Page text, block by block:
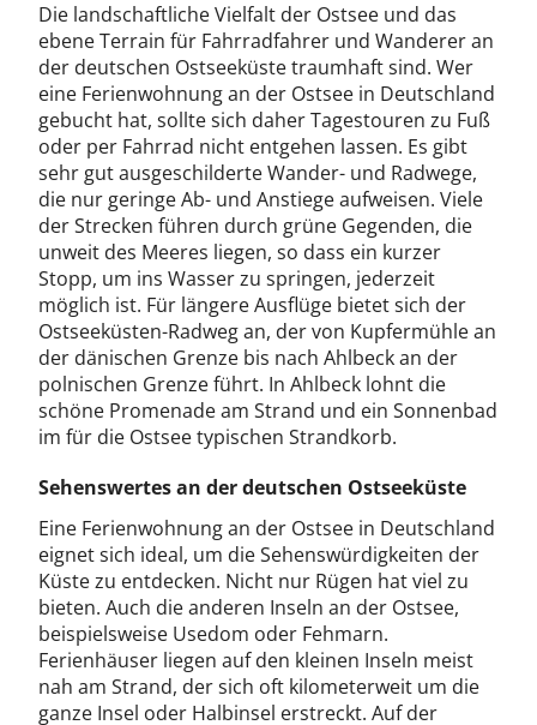
Die landschaftliche Vielfalt der Ostsee und das
ebene Terrain für Fahrradfahrer und Wanderer an
der deutschen Ostseeküste traumhaft sind. Wer
eine Ferienwohnung an der Ostsee in Deutschland
gebucht hat, sollte sich daher Tagestouren zu Fuß
oder per Fahrrad nicht entgehen lassen. Es gibt
sehr gut ausgeschilderte Wander- und Radwege,
die nur geringe Ab- und Anstiege aufweisen. Viele
der Strecken führen durch grüne Gegenden, die
unweit des Meeres liegen, so dass ein kurzer
Stopp, um ins Wasser zu springen, jederzeit
möglich ist. Für längere Ausflüge bietet sich der
Ostseeküsten-Radweg an, der von Kupfermühle an
der dänischen Grenze bis nach Ahlbeck an der
polnischen Grenze führt. In Ahlbeck lohnt die
schöne Promenade am Strand und ein Sonnenbad
im für die Ostsee typischen Strandkorb.
Sehenswertes an der deutschen Ostseeküste
Eine Ferienwohnung an der Ostsee in Deutschland
eignet sich ideal, um die Sehenswürdigkeiten der
Küste zu entdecken. Nicht nur Rügen hat viel zu
bieten. Auch die anderen Inseln an der Ostsee,
beispielsweise Usedom oder Fehmarn.
Ferienhäuser liegen auf den kleinen Inseln meist
nah am Strand, der sich oft kilometerweit um die
ganze Insel oder Halbinsel erstreckt. Auf der